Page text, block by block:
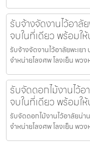
รับจ้างจัดงานไว้อา
จบในที่เดียว พร้อมใ
รับจ้างจัดงานไว้อาลัยพะเ
จำหน่ายโลงศพ โลงเย็น พว
รับจัดดอกไม้งานไว้
จบในที่เดียว พร้อมใ
รับจัดดอกไม้งานไว้อาลัยน่
จำหน่ายโลงศพ โลงเย็น พว